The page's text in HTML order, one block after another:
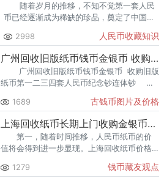
随着岁月的推移，不知不觉第一套人民
币已经逐渐成为稀缺的珍品，奠定了中国钱
升温，第一套人民币中单枚币也已经成为了
珍藏品。
2998 人民币收藏知识
广州回收旧版纸币钱币金银币 收购旧版纸币第一二三四套人民币
纸币第一二三四套人民币纪念钞连体钞
收服务，欢迎致电咨询。
1689 古钱币图片及价格
上海回收纸币长期上门收购金银币纪念钞连体钞
第一，随着时间推移，人民币纸币的价
值将会得到进一步显现。上海回收纸币价格
规避风险的，欢迎大家致电咨询。
1279 钱币藏友观点